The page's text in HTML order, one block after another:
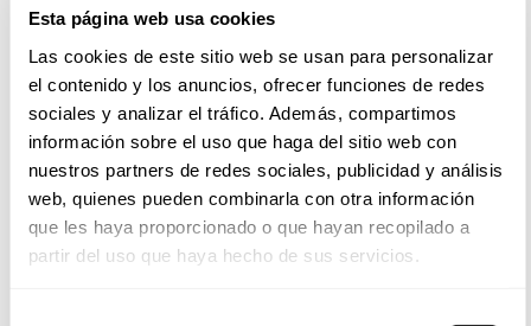
Esta página web usa cookies
Las cookies de este sitio web se usan para personalizar
el contenido y los anuncios, ofrecer funciones de redes
sociales y analizar el tráfico. Además, compartimos
información sobre el uso que haga del sitio web con
nuestros partners de redes sociales, publicidad y análisis
web, quienes pueden combinarla con otra información
que les haya proporcionado o que hayan recopilado a
partir del uso que haya hecho de sus servicios.